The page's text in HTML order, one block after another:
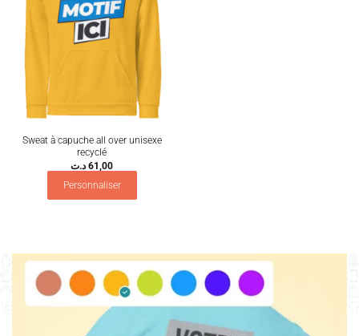
Sweat à capuche all over unisexe
recyclé
61,00 د.ت
Personnaliser